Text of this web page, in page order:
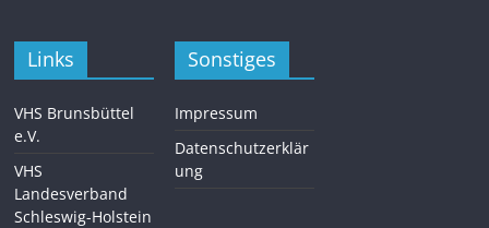
Links
VHS Brunsbüttel
e.V.
VHS
Landesverband
Schleswig-Holstein
Sonstiges
Impressum
Datenschutzerklär
ung